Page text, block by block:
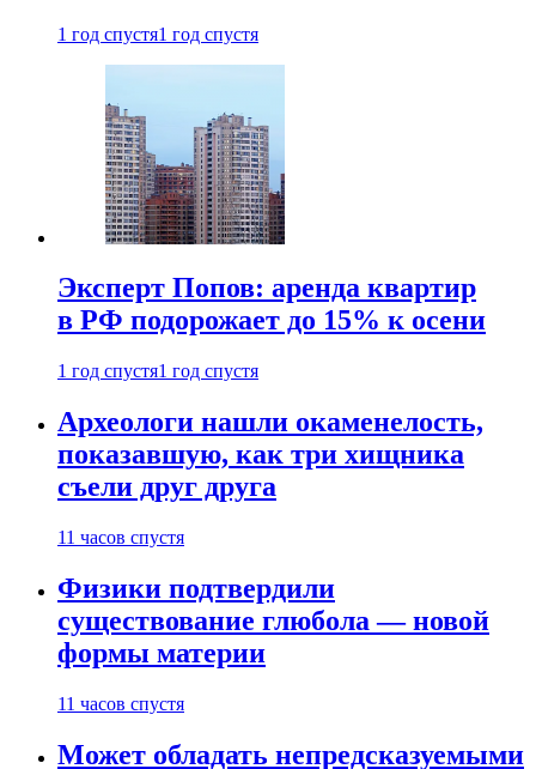
1 год спустя1 год спустя
Эксперт Попов: аренда квартир
в РФ подорожает до 15% к осени
1 год спустя1 год спустя
Археологи нашли окаменелость,
показавшую, как три хищника
съели друг друга
11 часов спустя
Физики подтвердили
существование глюбола — новой
формы материи
11 часов спустя
Может обладать непредсказуемыми